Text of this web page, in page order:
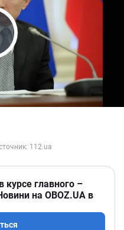
Video
курсе главного –
на OBOZ.UA в